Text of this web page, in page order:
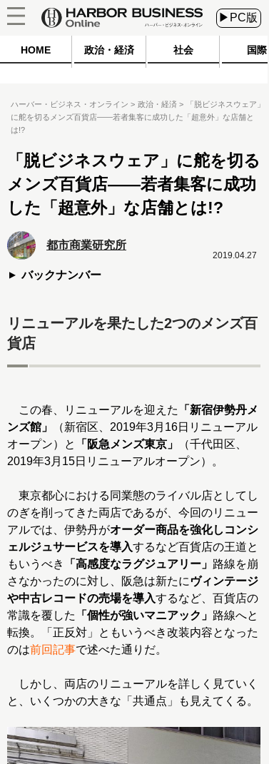
▶PC版
HOME 政治・経済 社会 国際
ハーバー・ビジネス・オンライン 政治・経済
「脱ビジネスウェア」
に舵を切るメンズ百貨店――若者集客に成功した「超意外」な店舗と
は!?
「脱ビジネスウェア」に舵を切る
メンズ百貨店――若者集客に成功
した「超意外」な店舗とは!?
都市商業研究所
バックナンバー
2019.04.27
リニューアルを果たした2つのメンズ百
貨店
この春、リニューアルを迎えた
「新宿伊勢丹メ
ンズ館」
（新宿区、2019年3月16日リニューアル
オープン）と
「阪急メンズ東京」
（千代田区、
2019年3月15日リニューアルオープン）。
東京都心における同業態のライバル店としてし
のぎを削ってきた両店であるが、今回のリニュー
アルでは、伊勢丹がオーダー商品を強化しコンシ
ェルジュサービスを導入するなど百貨店の王道と
もいうべき
「高感度なラグジュアリー」 路線を崩
さなかったのに対し、阪急は新たに ヴィンテージ
や中古レコードの売場を導入するなど、百貨店の
常識を覆した
「個性が強いマニアック」 路線へと
転換。「正反対」ともいうべき改装内容となった
のは前回記事で述べた通りだ。
しかし、両店のリニューアルを詳しく見ていく
と、いくつかの大きな「共通点」も見えてくる。